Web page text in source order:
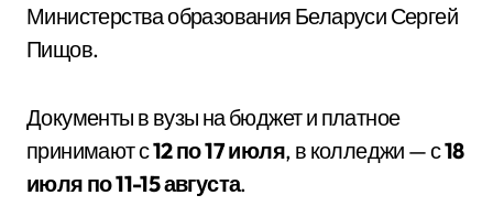
Министерства образования Беларуси Сергей
Пищов.
Документы в вузы на бюджет и платное
принимают с12 по 17 июля, в колледжи — с18
июля по 11-15 августа.